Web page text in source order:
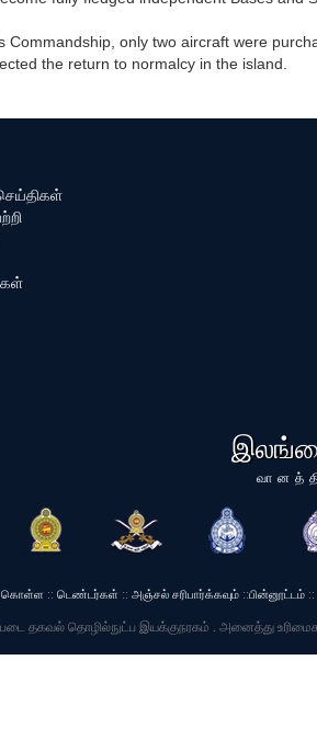
Commandship, only two aircraft were
the return to normalcy in the island.
கொள்ள :: டெண்டர்கள் :: அஞ்சல் சரிபார்க்கவும் ::பின்னூட்டம் ::
தகவல் தொழில்நுட்ப இயக்குநரகம் . அனைத்து